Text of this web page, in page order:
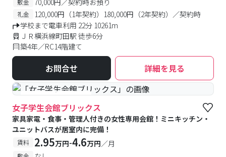
敷金
礼金
120,000円（1年契約）180,000円（2年契約）／契約時
学校まで電車利用 22分 10261m
ＪＲ横浜線町田駅 徒歩6分
築4年／RC14階建て
お問合せ 詳細を見る
#食事付き #女性専用
女子学生会館ブリックス
家具家電・食事・管理人付きの女性専用会館！ミニキッチン・
ユニットバスが居室内に完備！
賃料 2.95万円-4.6万円／月